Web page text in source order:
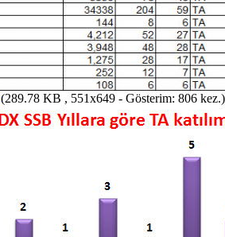
(289.78 KB , 551x649 - Gösterim: 806 kez.)